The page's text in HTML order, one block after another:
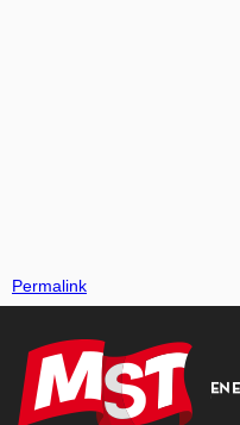
Permalink